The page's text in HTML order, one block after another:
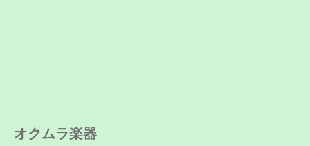
オクムラ楽器